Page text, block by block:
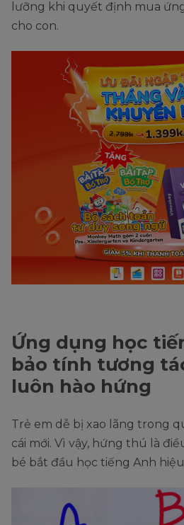
lưỡng khi quyết định mua
cho con.
Ứng dụng học
bảo tính tương
luôn hào hứng
Trẻ em dễ bị xao lãng trong
cái mới. Vì vậy, hứng thú là
bé bắt đầu học tiếng Anh